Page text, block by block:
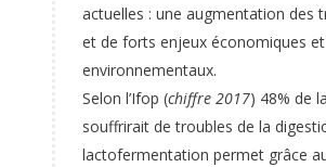
actuelles : une augmentation des
et de forts enjeux économiques et
environnementaux.
Selon l’Ifop (chiffre 2017) 48% de
souffrirait de troubles de la
lactofermentation permet grâce